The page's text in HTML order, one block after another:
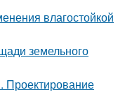
влагостойкой
земельного
Проектирование